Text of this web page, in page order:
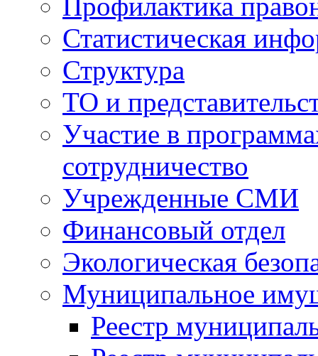
Статистическая
Структура
ТО и
Участие в
сотрудничество
Учрежденные СМИ
Финансовый отдел
Экологическая
Муниципальное
Реестр